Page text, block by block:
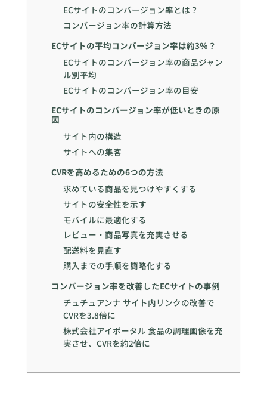
ECサイトのコンバージョン率とは？
コンバージョン率の計算方法
ECサイトの平均コンバージョン率は約3％？
ECサイトのコンバージョン率の商品ジャン
ル別平均
ECサイトのコンバージョン率の目安
ECサイトのコンバージョン率が低いときの原
因
サイト内の構造
サイトへの集客
CVRを高めるための6つの方法
求めている商品を見つけやすくする
サイトの安全性を示す
モバイルに最適化する
レビュー・商品写真を充実させる
配送料を見直す
購入までの手順を簡略化する
コンバージョン率を改善したECサイトの事例
チュチュアンナ サイト内リンクの改善で
CVRを3.8倍に
株式会社アイポータル 食品の調理画像を充
実させ、CVRを約2倍に